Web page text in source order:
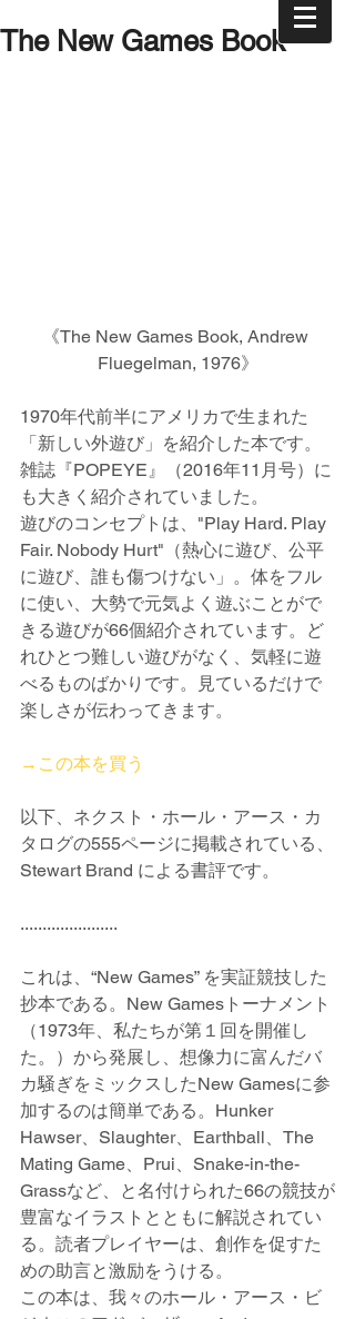
The New Games Book
《The New Games Book, Andrew
Fluegelman, 1976》
1970年代前半にアメリカで生まれた
「新しい外遊び」を紹介した本です。
雑誌『POPEYE』（2016年11月号）に
も大きく紹介されていました。
遊びのコンセプトは、"Play Hard. Play
Fair. Nobody Hurt"（熱心に遊び、公平
に遊び、誰も傷つけない」。体をフル
に使い、大勢で元気よく遊ぶことがで
きる遊びが66個紹介されています。ど
れひとつ難しい遊びがなく、気軽に遊
べるものばかりです。見ているだけで
楽しさが伝わってきます。
→この本を買う
以下、ネクスト・ホール・アース・カ
タログの555ページに掲載されている、
Stewart Brand による書評です。
......................
これは、“New Games” を実証競技した
抄本である。New Gamesトーナメント
（1973年、私たちが第１回を開催し
た。）から発展し、想像力に富んだバ
カ騒ぎをミックスしたNew Gamesに参
加するのは簡単である。Hunker
Hawser、Slaughter、Earthball、The
Mating Game、Prui、Snake-in-the-
Grassなど、と名付けられた66の競技が
豊富なイラストとともに解説されてい
る。読者プレイヤーは、創作を促すた
めの助言と激励をうける。
この本は、我々のホール・アース・ビ